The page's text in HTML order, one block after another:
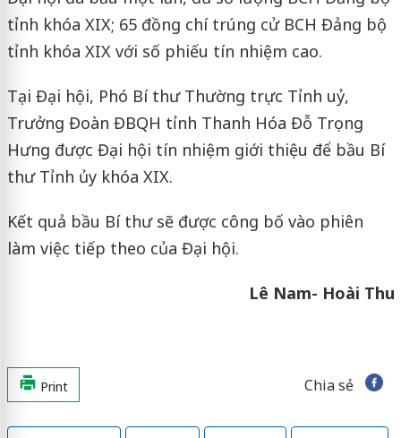
tỉnh khóa XIX; 65 đồng chí trúng cử BCH Đảng bộ
tỉnh khóa XIX với số phiếu tín nhiệm cao.
Tại Đại hội, Phó Bí thư Thường trực Tỉnh uỷ,
Trưởng Đoàn ĐBQH tỉnh Thanh Hóa Đỗ Trọng
Hưng được Đại hội tín nhiệm giới thiệu để bầu Bí
thư Tỉnh ủy khóa XIX.
Kết quả bầu Bí thư sẽ được công bố vào phiên
làm việc tiếp theo của Đại hội.
Lê Nam- Hoài Thu
Print Chia sẻ